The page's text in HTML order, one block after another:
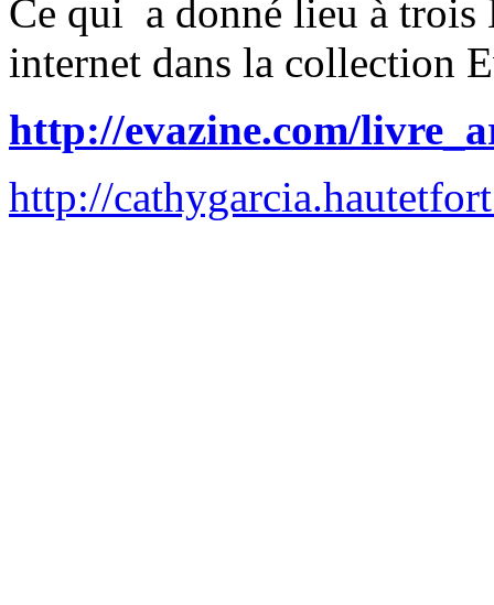
Ce qui a donné lieu à trois
internet dans la collection
http://evazine.com/
http://